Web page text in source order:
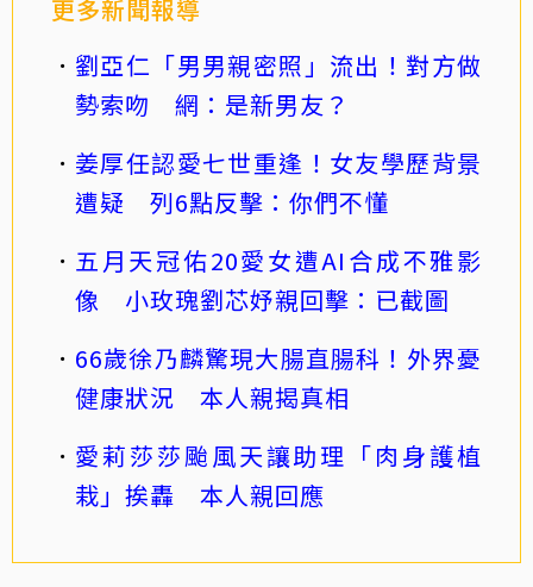
更多新聞報導
劉亞仁「男男親密照」流出！對方做
勢索吻 網：是新男友？
姜厚任認愛七世重逢！女友學歷背景
遭疑 列6點反擊：你們不懂
五月天冠佑20愛女遭AI合成不雅影
像 小玫瑰劉芯妤親回擊：已截圖
66歲徐乃麟驚現大腸直腸科！外界憂
健康狀況 本人親揭真相
愛莉莎莎颱風天讓助理「肉身護植
栽」挨轟 本人親回應